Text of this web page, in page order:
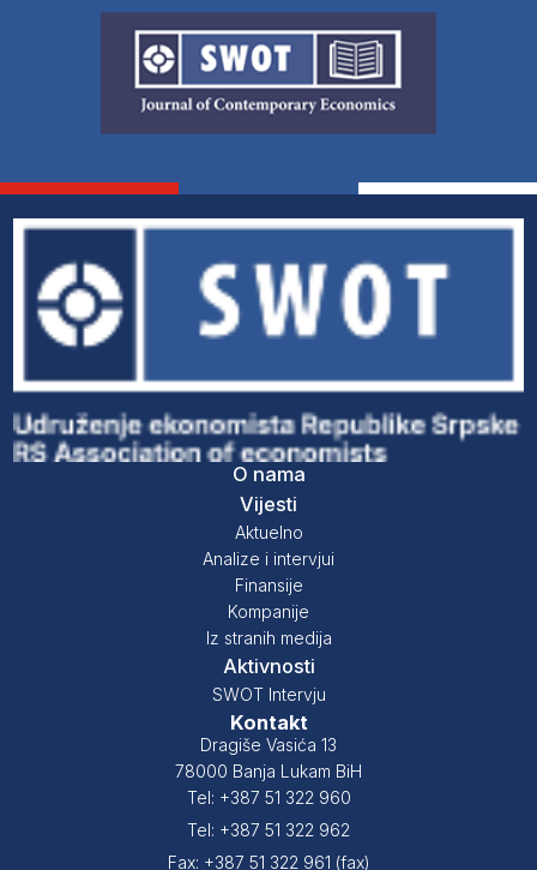
O nama
Vijesti
Aktuelno
Analize i intervjui
Finansije
Kompanije
Iz stranih medija
Aktivnosti
SWOT Intervju
Kontakt
Dragiše Vasića 13
78000 Banja Lukam BiH
Tel: +387 51 322 960
Tel: +387 51 322 962
Fax: +387 51 322 961 (fax)